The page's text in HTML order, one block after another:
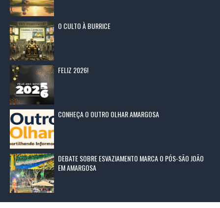
O CULTO À BURRICE
FELIZ 2026!
CONHEÇA O OUTRO OLHAR AMARGOSA
DEBATE SOBRE ESVAZIAMENTO MARCA O PÓS-SÃO JOÃO
EM AMARGOSA